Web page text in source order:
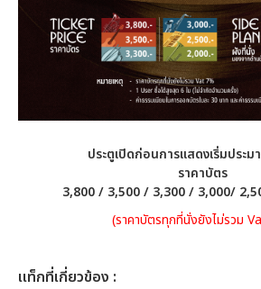
ประตูเปิดก่อนการแสดงเริ่มประม
ราคาบัตร
3,800 / 3,500 / 3,300 / 3,000/
(ราคาบัตรทุกที่นั่งยังไม่รวม
เเท็กที่เกี่ยวข้อง :